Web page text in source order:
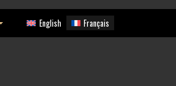
English Français